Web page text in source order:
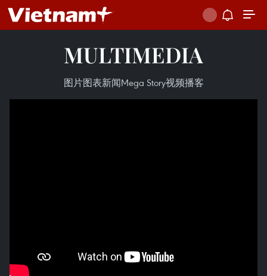
MULTIMEDIA
图片图表新闻Mega Story视频播客